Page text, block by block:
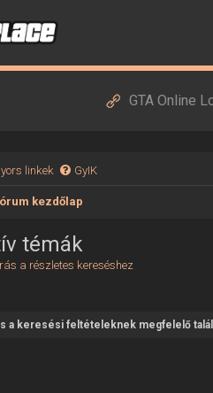
GTA Online
linkek GyIK
kezdőlap
témák
a részletes kereséshez
a keresési feltételeknek megfelelő